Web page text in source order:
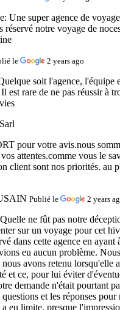
Une super agence de
réservé notre voyage de
le 2 years ago
soit l'agence, l'équipe
est rare de ne pas réussir à
pour votre avis.nous
attentes.comme vous le
client sont nos priorités. au
Publié le 2 years
Quelle ne fût pas notre
sur un voyage pour cet
dans cette agence en ayant
eu aucun problème.
nous avons retenu lorsqu'elle
et ce, pour lui éviter
demande n'était pourtant
et les réponses pour
eu limite, presque